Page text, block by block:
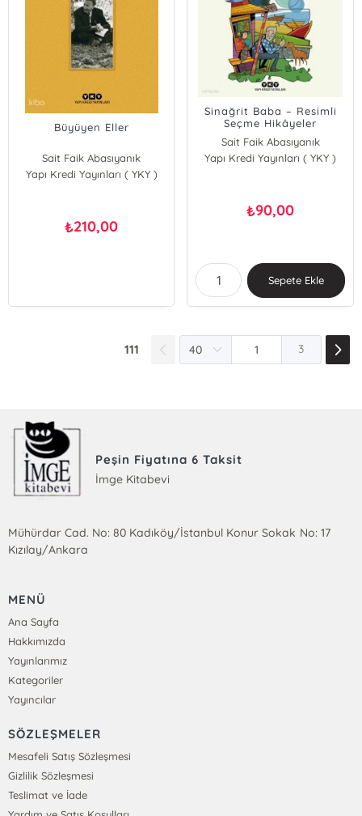
Büyüyen Eller
Sait Faik Abasıyanık
Yapı Kredi Yayınları ( YKY )
₺210,00
Sinağrit Baba – Resimli
Seçme Hikâyeler
Sait Faik Abasıyanık
Yapı Kredi Yayınları ( YKY )
₺90,00
Sepete Ekle
111 3
Peşin Fiyatına 6 Taksit
İmge Kitabevi
Mühürdar Cad. No: 80 Kadıköy/İstanbul Konur Sokak No: 17
Kızılay/Ankara
MENÜ
Ana Sayfa
Hakkımızda
Yayınlarımız
Kategoriler
Yayıncılar
SÖZLEŞMELER
Mesafeli Satış Sözleşmesi
Gizlilik Sözleşmesi
Teslimat ve İade